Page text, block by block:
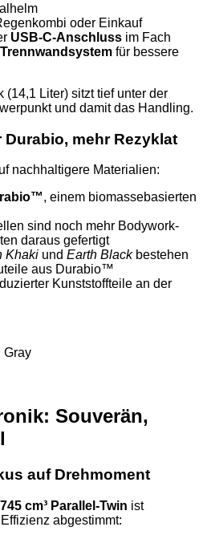
oder Einkauf
USB-C-Anschluss im Fach
Trennwandsystem für bessere
Liter) sitzt tief unter der
und damit das Handling.
mehr Rezyklat
nachhaltigere Materialien:
, einem biomassebasierten
sind noch mehr Bodywork-
daraus gefertigt
Khaki und Earth Blackbestehen
aus Durabio™
Kunststoffteile an der
Gray
Souverän,
auf Drehmoment
cm³ Parallel-Twin ist
abgestimmt: